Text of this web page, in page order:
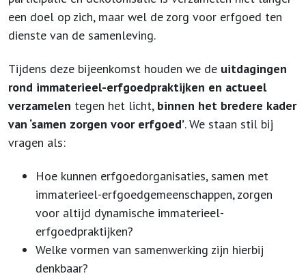
een doel op zich, maar wel de zorg voor erfgoed ten
dienste van de samenleving.
Tijdens deze bijeenkomst houden we de uitdagingen
rond immaterieel-erfgoedpraktijken en actueel
verzamelen tegen het licht, binnen het bredere kader
van ‘samen zorgen voor erfgoed’. We staan stil bij
vragen als:
Hoe kunnen erfgoedorganisaties, samen met
immaterieel-erfgoedgemeenschappen, zorgen
voor altijd dynamische immaterieel-
erfgoedpraktijken?
Welke vormen van samenwerking zijn hierbij
denkbaar?